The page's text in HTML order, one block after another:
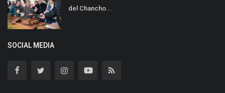
del Chancho...
SOCIAL MEDIA